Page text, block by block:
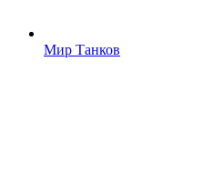
Мир Танков